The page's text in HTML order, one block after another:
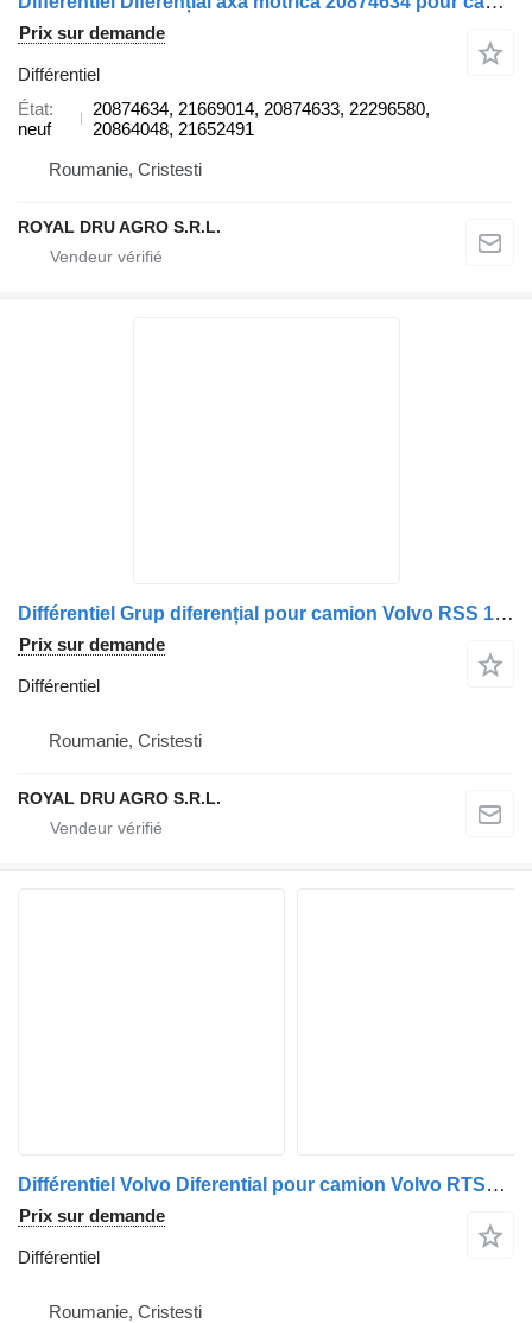
Prix sur demande
Différentiel
État
neuf
20874634, 21669014, 20874633, 22296580,
20864048, 21652491
Roumanie, Cristesti
ROYAL DRU AGRO S.R.L.
Différentiel Grup diferențial pour camion Volvo RSS 1360 2.85 16
Prix sur demande
Différentiel
Roumanie, Cristesti
ROYAL DRU AGRO S.R.L.
Différentiel Volvo Diferential pour camion Volvo RTS2370A
Prix sur demande
Différentiel
Roumanie, Cristesti